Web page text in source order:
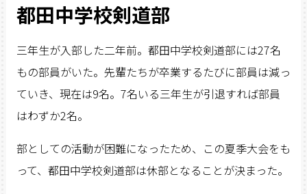
都田中学校剣道部
三年生が入部した二年前。都田中学校剣道部には27名
もの部員がいた。先輩たちが卒業するたびに部員は減っ
ていき、現在は9名。7名いる三年生が引退すれば部員
はわずか2名。
部としての活動が困難になったため、この夏季大会をも
って、都田中学校剣道部は休部となることが決まった。